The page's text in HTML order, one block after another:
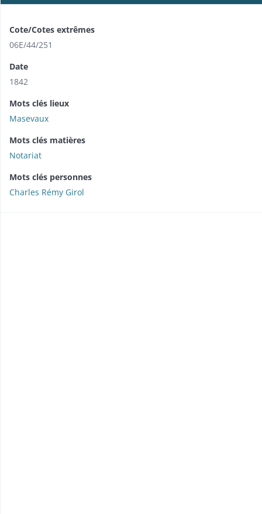
Cote/Cotes extrêmes
06E/44/251
Date
1842
Mots clés lieux
Masevaux
Mots clés matières
Notariat
Mots clés personnes
Charles Rémy Girol